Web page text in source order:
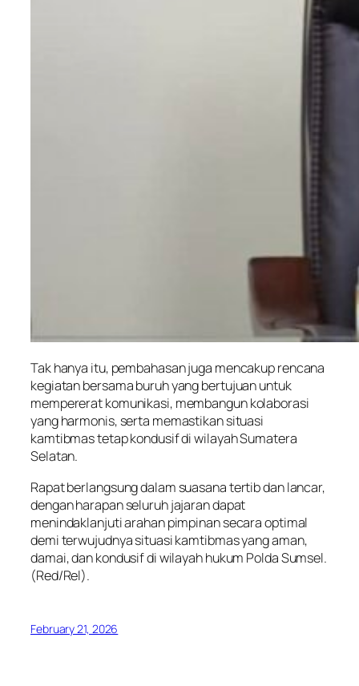
Tak hanya itu, pembahasan juga mencakup rencana
kegiatan bersama buruh yang bertujuan untuk
mempererat komunikasi, membangun kolaborasi
yang harmonis, serta memastikan situasi
kamtibmas tetap kondusif di wilayah Sumatera
Selatan.
Rapat berlangsung dalam suasana tertib dan lancar,
dengan harapan seluruh jajaran dapat
menindaklanjuti arahan pimpinan secara optimal
demi terwujudnya situasi kamtibmas yang aman,
damai, dan kondusif di wilayah hukum Polda Sumsel.
(Red/Rel).
February 21, 2026